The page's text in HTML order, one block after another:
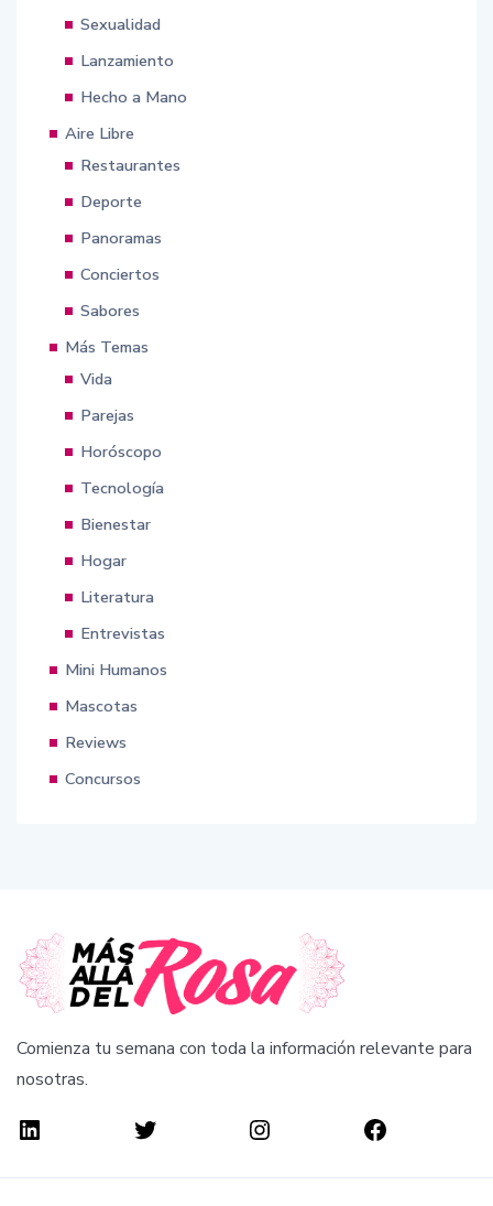
Sexualidad
Lanzamiento
Hecho a Mano
Aire Libre
Restaurantes
Deporte
Panoramas
Conciertos
Sabores
Más Temas
Vida
Parejas
Horóscopo
Tecnología
Bienestar
Hogar
Literatura
Entrevistas
Mini Humanos
Mascotas
Reviews
Concursos
Comienza tu semana con toda la información relevante para
nosotras.